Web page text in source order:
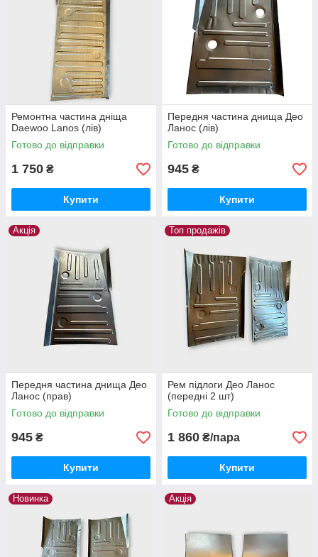
Ремонтна частина дніща
Daewoo Lanos (лів)
Готово до відправки
1 750 ₴
Купити
Передня частина днища Део
Ланос (лів)
Готово до відправки
945 ₴
Купити
Акція
Передня частина днища Део
Ланос (прав)
Готово до відправки
945 ₴
Купити
Топ продажів
Рем підлоги Део Ланос
(передні 2 шт)
Готово до відправки
1 860 ₴/пара
Купити
Новинка Акція